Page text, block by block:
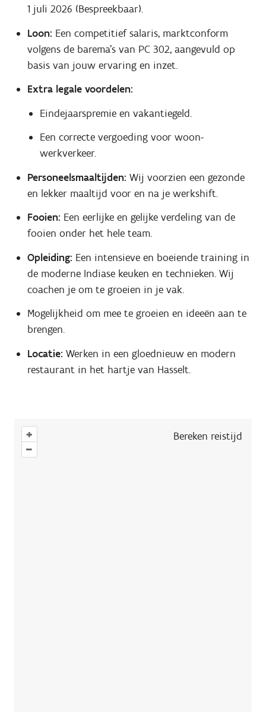
1 juli 2026 (Bespreekbaar).
Loon: Een competitief salaris, marktconform
volgens de barema’s van PC 302, aangevuld op
basis van jouw ervaring en inzet.
Extra legale voordelen:
Eindejaarspremie en vakantiegeld.
Een correcte vergoeding voor woon-
werkverkeer.
Personeelsmaaltijden: Wij voorzien een gezonde
en lekker maaltijd voor en na je werkshift.
Fooien: Een eerlijke en gelijke verdeling van de
fooien onder het hele team.
Opleiding: Een intensieve en boeiende training in
de moderne Indiase keuken en technieken. Wij
coachen je om te groeien in je vak.
Mogelijkheid om mee te groeien en ideeën aan te
brengen.
Locatie: Werken in een gloednieuw en modern
restaurant in het hartje van Hasselt.
+
–
Bereken reistijd